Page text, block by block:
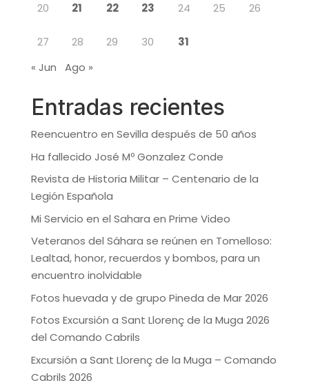
20 21 22 23 24 25 26
27 28 29 30
31
« Jun
Ago »
Entradas recientes
Reencuentro en Sevilla después de 50 años
Ha fallecido José Mº Gonzalez Conde
Revista de Historia Militar – Centenario de la
Legión Española
Mi Servicio en el Sahara en Prime Video
Veteranos del Sáhara se reúnen en Tomelloso:
Lealtad, honor, recuerdos y bombos, para un
encuentro inolvidable
Fotos huevada y de grupo Pineda de Mar 2026
Fotos Excursión a Sant Llorenç de la Muga 2026
del Comando Cabrils
Excursión a Sant Llorenç de la Muga – Comando
Cabrils 2026